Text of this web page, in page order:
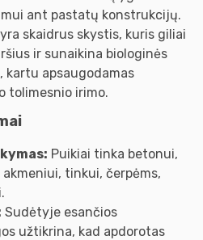
ant pastatų konstrukcijų.
yra skaidrus skystis, kuris giliai
ir sunaikina biologinės
kartu apsaugodamas
tolimesnio irimo.
Puikiai tinka betonui,
tinkui, čerpėms,
Sudėtyje esančios
užtikrina, kad apdorotas